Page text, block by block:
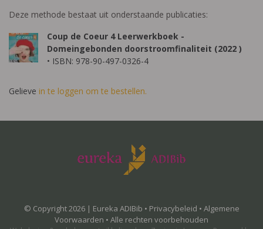
Deze methode bestaat uit onderstaande publicaties:
Coup de Coeur 4 Leerwerkboek -
Domeingebonden doorstroomfinaliteit (2022 )
• ISBN: 978-90-497-0326-4
Gelieve in te loggen om te bestellen.
© Copyright 2026 | Eureka ADIBib • Privacybeleid • Algemene
Voorwaarden • Alle rechten voorbehouden